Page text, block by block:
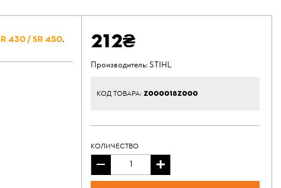
430 / SR 450. 212₴
Производитель:STIHL
КОД ТОВАРА: Z000018Z000
КОЛИЧЕСТВО